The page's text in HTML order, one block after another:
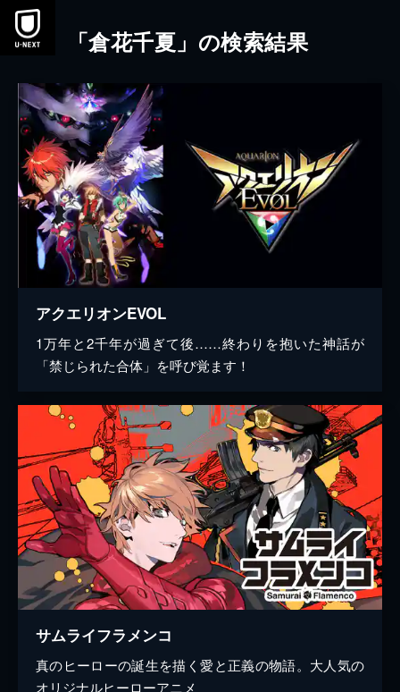
本文へスキップ
「倉花千夏」の検索結果
アクエリオンEVOL
1万年と2千年が過ぎて後……終わりを抱いた神話が
「禁じられた合体」を呼び覚ます！
サムライフラメンコ
真のヒーローの誕生を描く愛と正義の物語。大人気の
オリジナルヒーローアニメ